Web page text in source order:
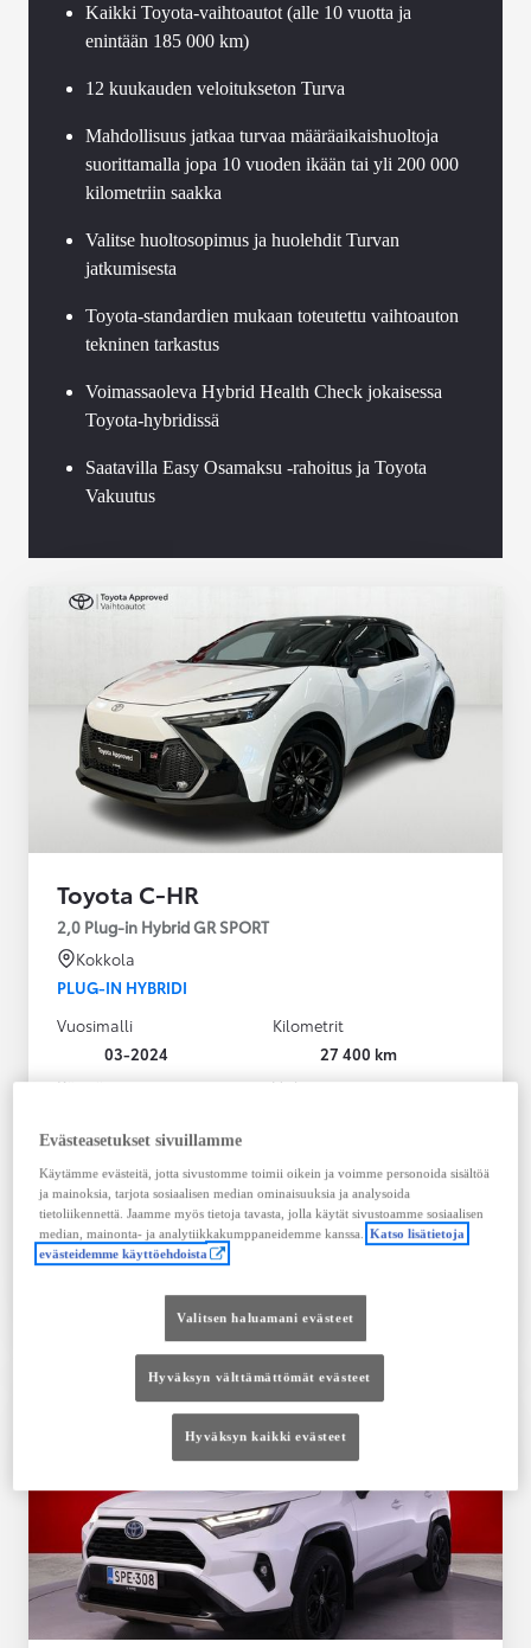
Kaikki Toyota-vaihtoautot (alle 10 vuotta ja
enintään 185 000 km)
12 kuukauden veloitukseton Turva
Mahdollisuus jatkaa turvaa määräaikaishuoltoja
suorittamalla jopa 10 vuoden ikään tai yli 200 000
kilometriin saakka
Valitse huoltosopimus ja huolehdit Turvan
jatkumisesta
Toyota-standardien mukaan toteutettu vaihtoauton
tekninen tarkastus
Voimassaoleva Hybrid Health Check jokaisessa
Toyota-hybridissä
Saatavilla Easy Osamaksu -rahoitus ja Toyota
Vakuutus
Toyota C-HR
2,0 Plug-in Hybrid GR SPORT
Kokkola
PLUG-IN HYBRIDI
Vuosimalli
03-2024
Kilometrit
27 400 km
Käyttövoima
Bensiini
Vaihteisto
Näytä lisää
36 900,00 €
Tutustu autoon
Vertaile
Evästeasetukset sivuillamme
Käytämme evästeitä, jotta sivustomme toimii oikein ja voimme personoida sisältöä
ja mainoksia, tarjota sosiaalisen median ominaisuuksia ja analysoida
tietoliikennettä. Jaamme myös tietoja tavasta, jolla käytät sivustoamme sosiaalisen
median, mainonta- ja analytiikkakumppaneidemme kanssa. Katso lisätietoja
evästeidemme käyttöehdoista
Valitsen haluamani evästeet
Hyväksyn välttämättömät evästeet
Hyväksyn kaikki evästeet